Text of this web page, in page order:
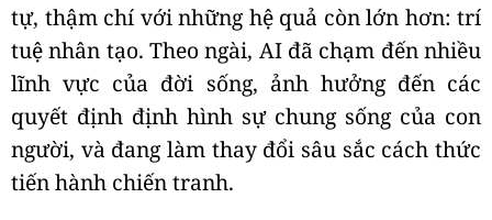
tự, thậm chí với những hệ quả còn lớn hơn: trí
tuệ nhân tạo. Theo ngài, AI đã chạm đến nhiều
lĩnh vực của đời sống, ảnh hưởng đến các
quyết định định hình sự chung sống của con
người, và đang làm thay đổi sâu sắc cách thức
tiến hành chiến tranh.